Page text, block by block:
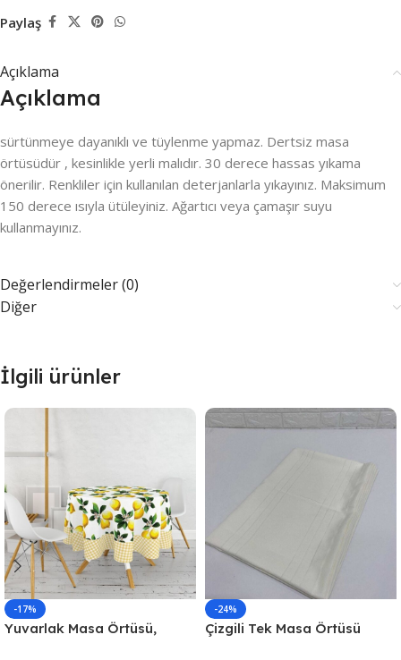
Paylaş
Açıklama
Açıklama
sürtünmeye dayanıklı ve tüylenme yapmaz. Dertsiz masa
örtüsüdür , kesinlikle yerli malıdır. 30 derece hassas yıkama
önerilir. Renkliler için kullanılan deterjanlarla yıkayınız. Maksimum
150 derece ısıyla ütüleyiniz. Ağartıcı veya çamaşır suyu
kullanmayınız.
Değerlendirmeler (0)
Diğer
İlgili ürünler
-17%
Yuvarlak Masa Örtüsü,
-24%
Çizgili Tek Masa Örtüsü